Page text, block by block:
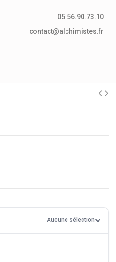
05.56.90.73.10
contact@alchimistes.fr
Aucune sélection